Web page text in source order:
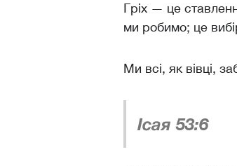
Гріх — це
ми робимо; це
Ми всі, як вівці,
Ісая 53:6